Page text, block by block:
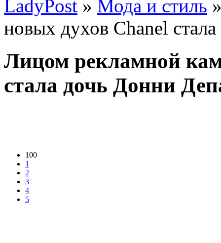
LadyPost » Мода и стиль
новых духов Chanel
Лицом рекламной
стала дочь Донни
100
1
2
3
4
5